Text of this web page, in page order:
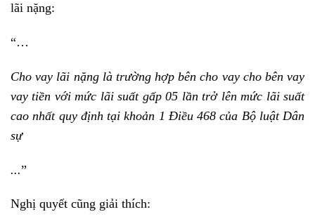
lãi nặng:
“…
Cho vay lãi nặng là trường hợp bên cho vay cho bên vay
vay tiền với mức lãi suất gấp 05 lần trở lên mức lãi suất
cao nhất quy định tại khoản 1 Điều 468 của Bộ luật Dân
sự
...”
Nghị quyết cũng giải thích: